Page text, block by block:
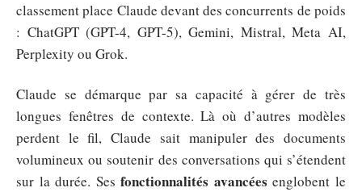
classement place Claude devant des concurrents de poids
: ChatGPT (GPT-4, GPT-5), Gemini, Mistral, Meta AI,
Perplexity ou Grok.
Claude se démarque par sa capacité à gérer de très
longues fenêtres de contexte. Là où d’autres modèles
perdent le fil, Claude sait manipuler des documents
volumineux ou soutenir des conversations qui s’étendent
sur la durée. Sesfonctionnalités avancées englobent le